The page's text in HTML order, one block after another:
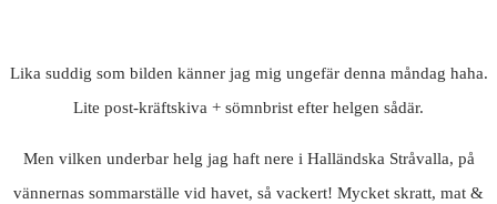
Lika suddig som bilden känner jag mig ungefär denna måndag haha.
Lite post-kräftskiva + sömnbrist efter helgen sådär.
Men vilken underbar helg jag haft nere i Halländska Stråvalla, på
vännernas sommarställe vid havet, så vackert! Mycket skratt, mat &